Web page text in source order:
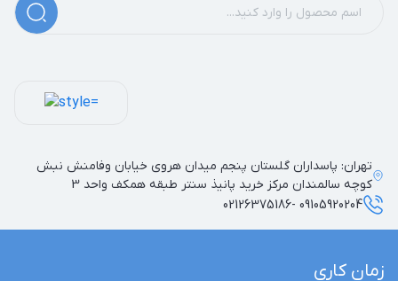
زمان کاری
تهران: پاسداران گلستان پنجم میدان هروی خیابان وفامنش نبش
کوچه سالمندان مرکز خرید پانیذ سنتر طبقه همکف واحد 3
09105920204 -02126375186